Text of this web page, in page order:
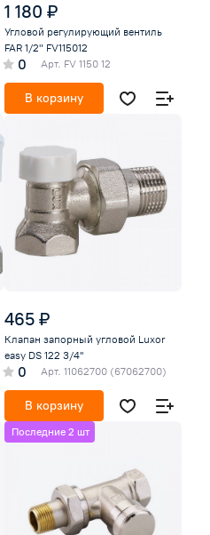
1 180 ₽
Угловой регулирующий вентиль
FAR 1/2" FV115012
0 Арт. FV 1150 12
В корзину
465 ₽
Клапан запорный угловой Luxor
easy DS 122 3/4''
0 Арт. 11062700 (67062700)
В корзину
Последние 2 шт